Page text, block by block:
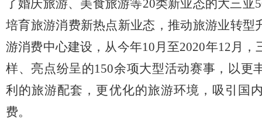
了婚庆旅游、美食旅游等20类新业态的大三亚
培育旅游消费新热点新业态，推动旅游业转型
游消费中心建设，从今年10月至2020年12月
样、亮点纷呈的150余项大型活动赛事，以更
利的旅游配套，更优化的旅游环境，吸引国
费。